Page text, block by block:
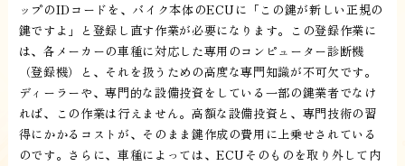
ップのIDコードを、バイク本体のECUに「この鍵が新しい正規の
鍵ですよ」と登録し直す作業が必要になります。この登録作業に
は、各メーカーの車種に対応した専用のコンピューター診断機
（登録機）と、それを扱うための高度な専門知識が不可欠です。
ディーラーや、専門的な設備投資をしている一部の鍵業者でなけ
れば、この作業は行えません。高額な設備投資と、専門技術の習
得にかかるコストが、そのまま鍵作成の費用に上乗せされている
のです。さらに、車種によっては、ECUそのものを取り外して内